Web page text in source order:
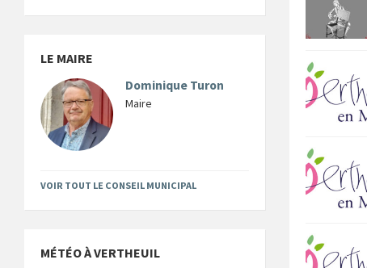
LE MAIRE
Dominique Turon
Maire
VOIR TOUT LE CONSEIL MUNICIPAL
MÉTÉO À VERTHEUIL